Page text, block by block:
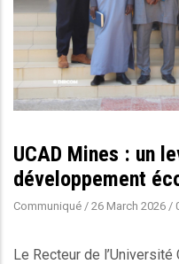
UCAD Mines : un
développement
Communiqué / 26 March 2026 /
Le Recteur de